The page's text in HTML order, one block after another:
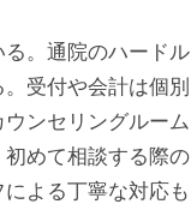
。通院のハードル
受付や会計は個別
ンセリングルーム
めて相談する際の
よる丁寧な対応も